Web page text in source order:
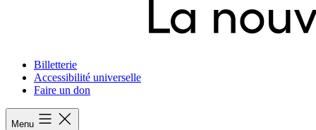
Billetterie
Accessibilité universelle
Faire un don
Menu